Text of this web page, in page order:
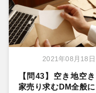
2021年08月18日
【問43】空き地空き
家売り求むDM全般に